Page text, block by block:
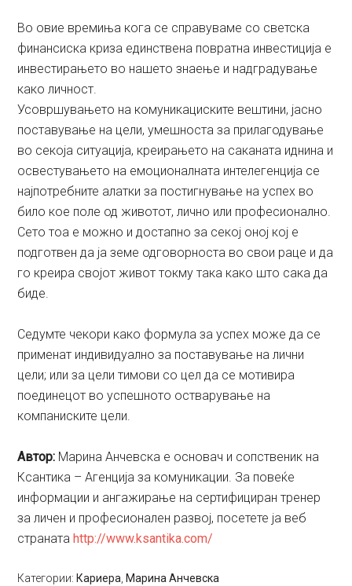
Во овие времиња кога се справуваме со светска
финансиска криза единствена повратна инвестиција е
инвестирањето во нашето знаење и надградување
како личност.
Усовршувањето на комуникациските вештини, јасно
поставување на цели, умешноста за прилагодување
во секоја ситуација, креирањето на саканата иднина и
освестувањето на емоционалната интелегенција се
најпотребните алатки за постигнување на успех во
било кое поле од животот, лично или професионално.
Сето тоа е можно и достапно за секој оној кој е
подготвен да ја земе одговорноста во свои раце и да
го креира својот живот токму така како што сака да
биде.
Седумте чекори како формула за успех може да се
применат индивидуално за поставување на лични
цели; или за цели тимови со цел да се мотивира
поединецот во успешното остварување на
компаниските цели.
Aвтор: Марина Анчевска е основач и сопственик на
Ксантика – Агенција за комуникации. За повеќе
информации и ангажирање на сертифициран тренер
за личен и професионален развој, посетете ја веб
странатаhttp://www.ksantika.com/
Категории: Кариера Марина Анчевска